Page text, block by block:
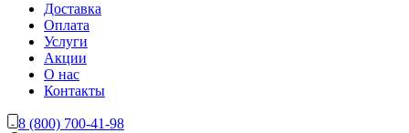
Доставка
Оплата
Услуги
Акции
О нас
Контакты
8 (800) 700-41-98